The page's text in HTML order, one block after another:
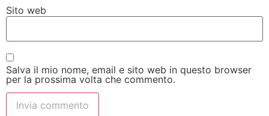
Sito web
Salva il mio nome, email e sito web in questo browser
per la prossima volta che commento.